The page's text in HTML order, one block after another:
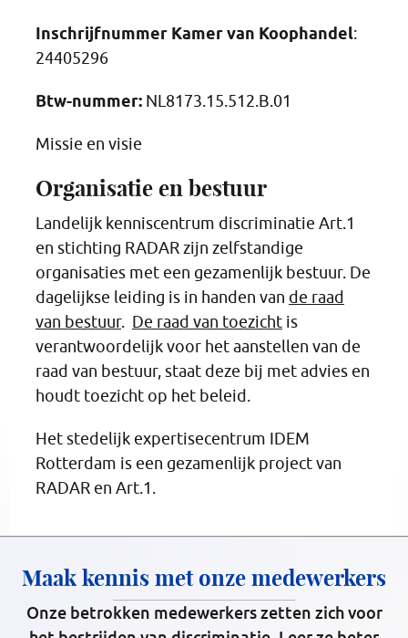
Inschrijfnummer Kamer van Koophandel:
24405296
Btw-nummer: NL8173.15.512.B.01
Missie en visie
Organisatie en bestuur
Landelijk kenniscentrum discriminatie Art.1
en stichting RADAR zijn zelfstandige
organisaties met een gezamenlijk bestuur. De
dagelijkse leiding is in handen van de raad
van bestuur. De raad van toezicht is
verantwoordelijk voor het aanstellen van de
raad van bestuur, staat deze bij met advies en
houdt toezicht op het beleid.
Het stedelijk expertisecentrum IDEM
Rotterdam is een gezamenlijk project van
RADAR en Art.1.
Maak kennis met onze medewerkers
Onze betrokken medewerkers zetten zich voor